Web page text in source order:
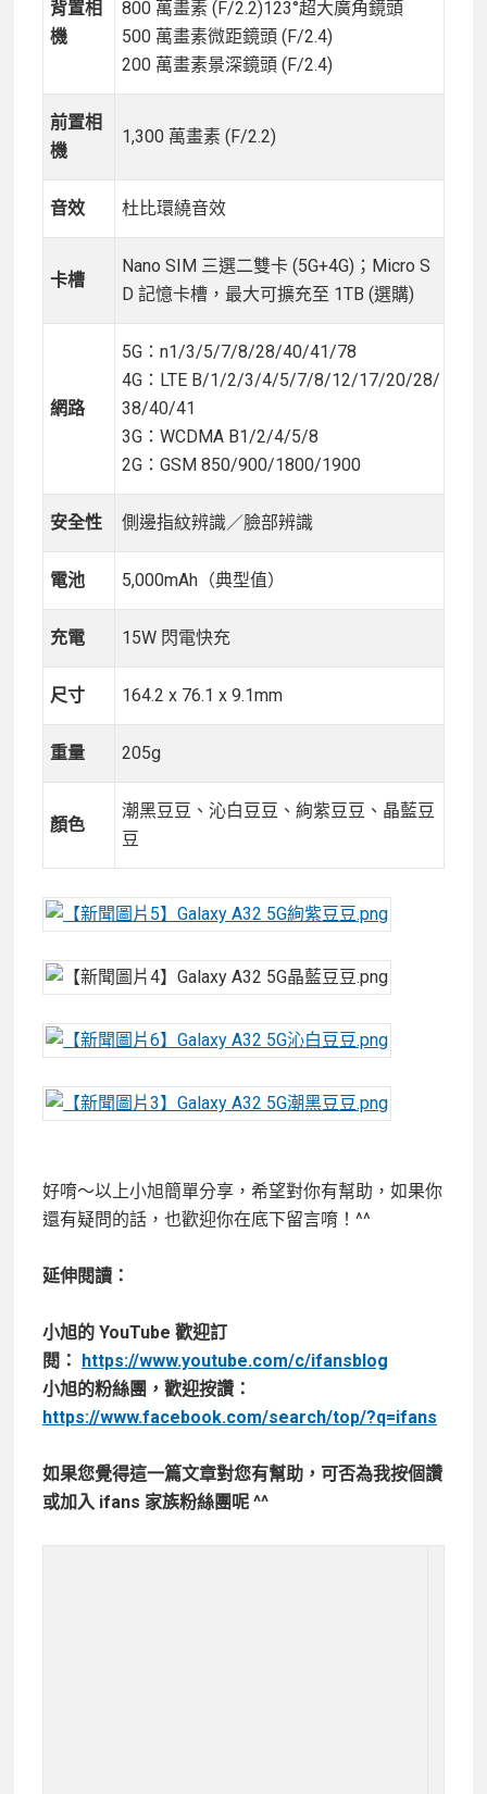
背置相
機
800 萬畫素 (F/2.2)123°超大廣角鏡頭
500 萬畫素微距鏡頭 (F/2.4)
200 萬畫素景深鏡頭 (F/2.4)
前置相
機
1,300 萬畫素 (F/2.2)
音效 杜比環繞音效
卡槽
Nano SIM 三選二雙卡 (5G+4G)；Micro S
D 記憶卡槽，最大可擴充至 1TB (選購)
網路
5G：n1/3/5/7/8/28/40/41/78
4G：LTE B/1/2/3/4/5/7/8/12/17/20/28/
38/40/41
3G：WCDMA B1/2/4/5/8
2G：GSM 850/900/1800/1900
安全性 側邊指紋辨識／臉部辨識
電池 5,000mAh（典型值）
充電 15W 閃電快充
尺寸 164.2 x 76.1 x 9.1mm
重量 205g
顏色
潮黑豆豆、沁白豆豆、絢紫豆豆、晶藍豆
豆
好唷～以上小旭簡單分享，希望對你有幫助，如果你
還有疑問的話，也歡迎你在底下留言唷！^^
延伸閱讀：
小旭的 YouTube 歡迎訂
閱： https://www.youtube.com/c/ifansblog
小旭的粉絲團，歡迎按讚：
https://www.facebook.com/search/top/?q=ifans
如果您覺得這一篇文章對您有幫助，可否為我按個讚
或加入 ifans 家族粉絲團呢 ^^